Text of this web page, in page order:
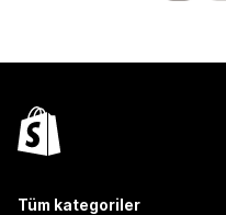
Tüm kategoriler